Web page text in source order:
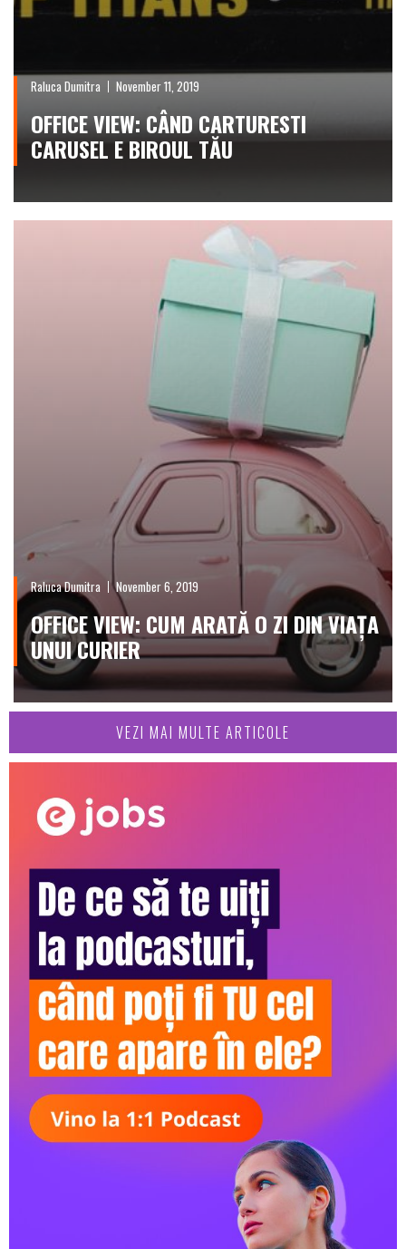
Raluca Dumitra November 11, 2019
OFFICE VIEW: CÂND CARTURESTI
CARUSEL E BIROUL TĂU
Raluca Dumitra November 6, 2019
OFFICE VIEW: CUM ARATĂ O ZI DIN VIAȚA
UNUI CURIER
VEZI MAI MULTE ARTICOLE